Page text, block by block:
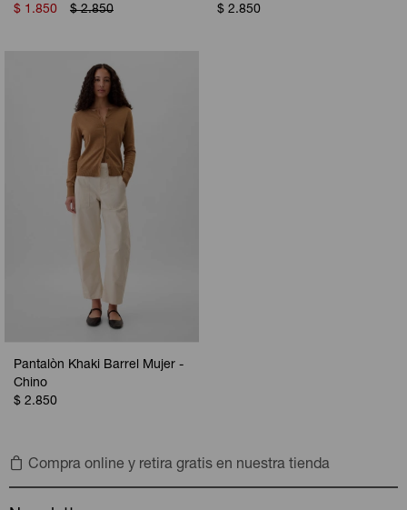
$ 1.850 $ 2.850
$ 2.850
Pantalòn Khaki Barrel Mujer -
Chino
$ 2.850
Compra online y retira gratis en nuestra tienda